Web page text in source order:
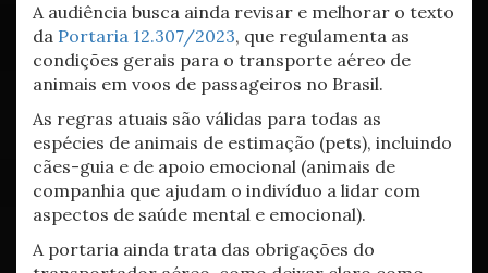
A audiência busca ainda revisar e melhorar o texto
da Portaria 12.307/2023, que regulamenta as
condições gerais para o transporte aéreo de
animais em voos de passageiros no Brasil.
As regras atuais são válidas para todas as
espécies de animais de estimação (pets), incluindo
cães-guia e de apoio emocional (animais de
companhia que ajudam o indivíduo a lidar com
aspectos de saúde mental e emocional).
A portaria ainda trata das obrigações do